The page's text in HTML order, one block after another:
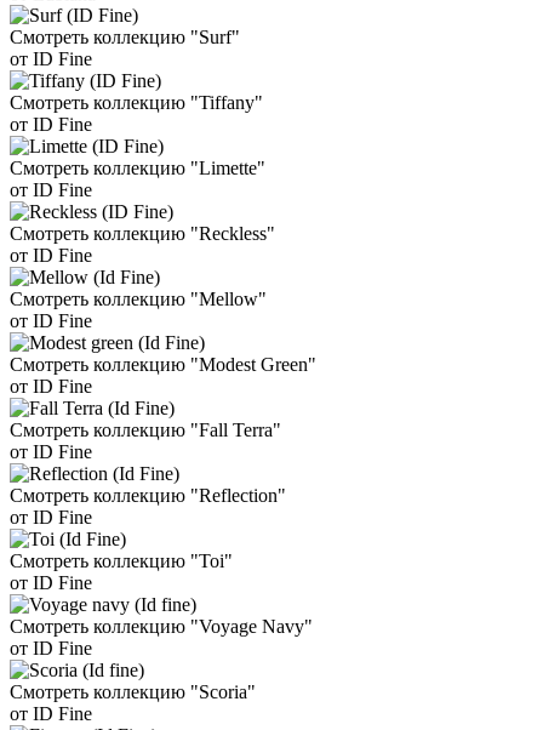
Смотреть коллекцию "Surf"
от ID Fine
Смотреть коллекцию "Tiffany"
от ID Fine
Смотреть коллекцию "Limette"
от ID Fine
Смотреть коллекцию "Reckless"
от ID Fine
Смотреть коллекцию "Mellow"
от ID Fine
Смотреть коллекцию "Modest Green"
от ID Fine
Смотреть коллекцию "Fall Terra"
от ID Fine
Смотреть коллекцию "Reflection"
от ID Fine
Смотреть коллекцию "Toi"
от ID Fine
Смотреть коллекцию "Voyage Navy"
от ID Fine
Смотреть коллекцию "Scoria"
от ID Fine